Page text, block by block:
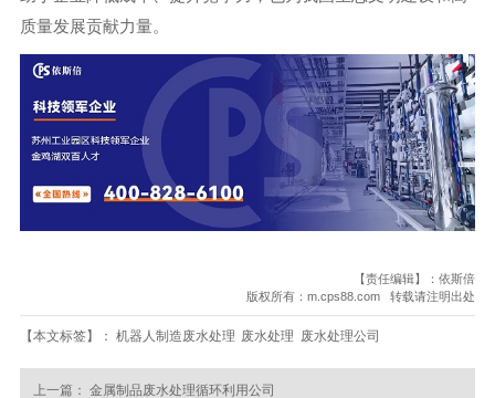
质量发展贡献力量。
【责任编辑】：依斯倍
版权所有：m.cps88.com 转载请注明出处
【本文标签】： 机器人制造废水处理 废水处理 废水处理公司
上一篇： 金属制品废水处理循环利用公司